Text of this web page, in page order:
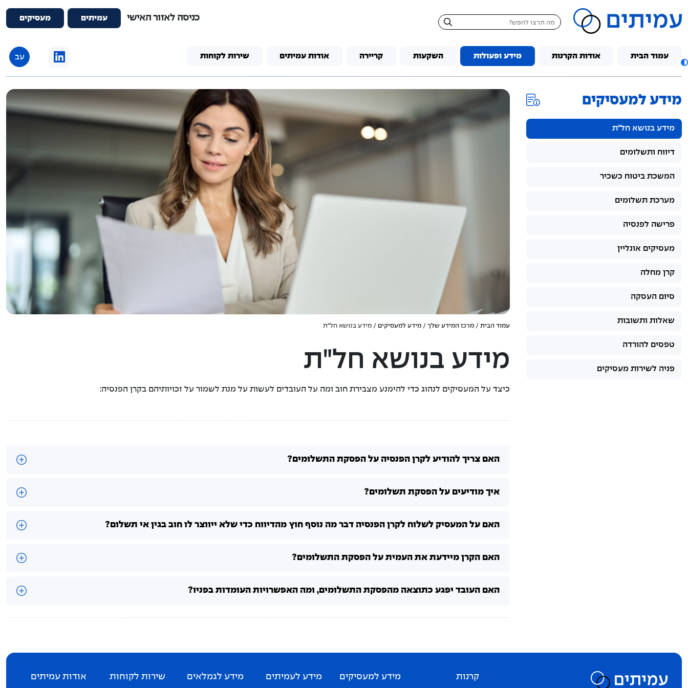
כניסה לאזור האישי עמיתים מעסיקים
עמוד הבית אודות הקרנות מידע ופעולות השקעות קריירה אודות עמיתים שירות לקוחות עב
מידע למעסיקים
מידע בנושא חל"ת
דיווח ותשלומים
המשכת ביטוח כשכיר
מערכת תשלומים
פרישה לפנסיה
מעסיקים אונליין
קרן מחלה
סיום העסקה
שאלות ותשובות
טפסים להורדה
פניה לשירות מעסיקים
עמוד הבית / מרכז המידע שלך / מידע למעסיקים / מידע בנושא חל"ת
מידע בנושא חל"ת
כיצד על המעסיקים לנהוג כדי להימנע מצבירת חוב ומה על העובדים לעשות על מנת לשמור על זכויותיהם בקרן הפנסיה:
האם צריך להודיע לקרן הפנסיה על הפסקת התשלומים?
איך מודיעים על הפסקת תשלומים?
האם על המעסיק לשלוח לקרן הפנסיה דבר מה נוסף חוץ מהדיווח כדי שלא ייווצר לו חוב בגין אי תשלום?
האם הקרן מיידעת את העמית על הפסקת התשלומים?
האם העובד יפגע כתוצאה מהפסקת התשלומים, ומה האפשרויות העומדות בפניו?
קרנות מידע למעסיקים מידע לעמיתים מידע לגמלאים שירות לקוחות אודות עמיתים